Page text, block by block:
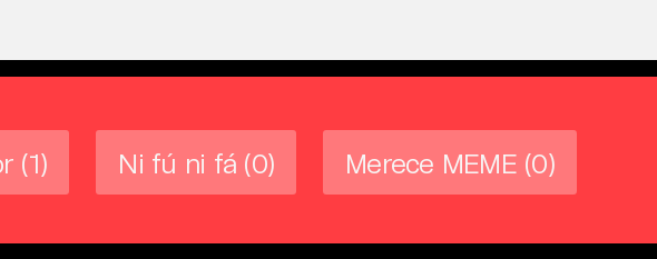
(1) Ni fú ni fá (0) Merece MEME (0)